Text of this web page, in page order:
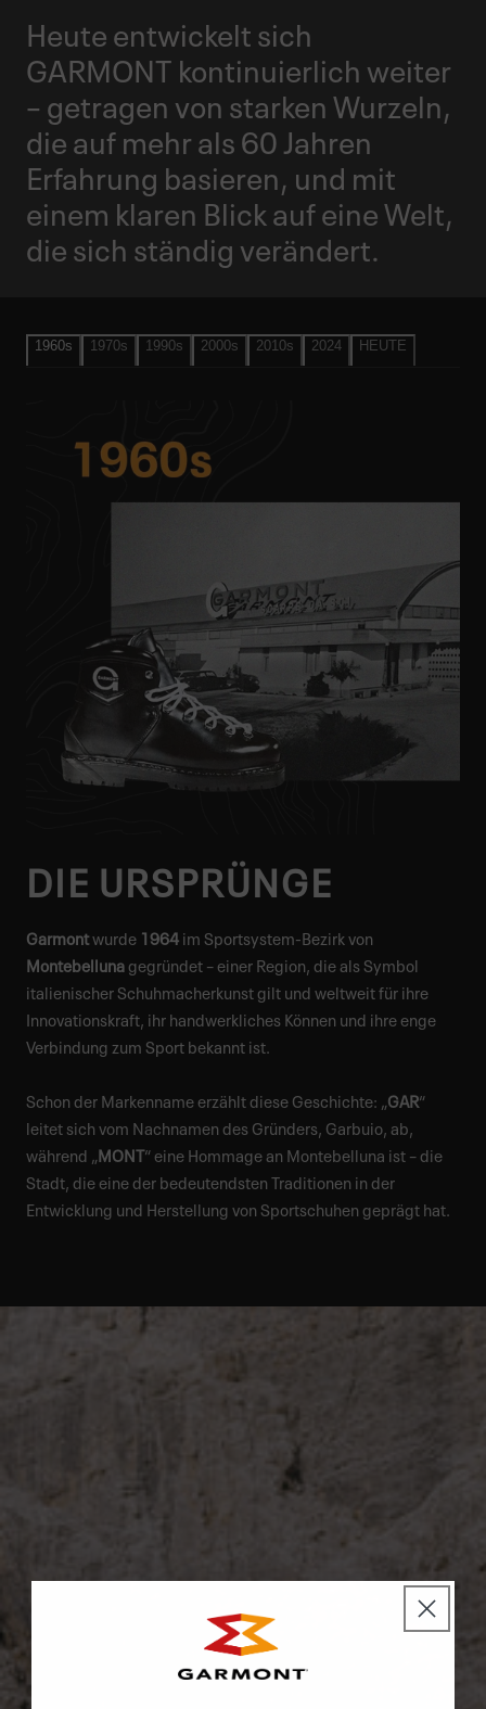
Heute entwickelt sich
GARMONT kontinuierlich weiter
– getragen von starken Wurzeln,
die auf mehr als 60 Jahren
Erfahrung basieren, und mit
einem klaren Blick auf eine Welt,
die sich ständig verändert.
1960s 1970s 1990s 2000s 2010s 2024 HEUTE
DIE URSPRÜNGE
Garmontwurde 1964im Sportsystem-Bezirk von
Montebellunagegründet – einer Region, die als Symbol
italienischer Schuhmacherkunst gilt und weltweit für ihre
Innovationskraft, ihr handwerkliches Können und ihre enge
Verbindung zum Sport bekannt ist.
Schon der Markenname erzählt diese Geschichte: „GAR“
leitet sich vom Nachnamen des Gründers, Garbuio, ab,
während „MONT“ eine Hommage an Montebelluna ist – die
Stadt, die eine der bedeutendsten Traditionen in der
Entwicklung und Herstellung von Sportschuhen geprägt hat.